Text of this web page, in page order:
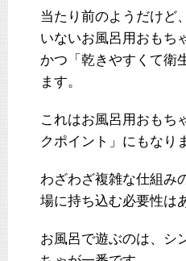
当たり前のようだけど
いないお風呂用おもち
かつ「乾きやすくて衛
ます。
これはお風呂用おもち
クポイント」にもなり
わざわざ複雑な仕組み
場に持ち込む必要性は
お風呂で遊ぶのは、シ